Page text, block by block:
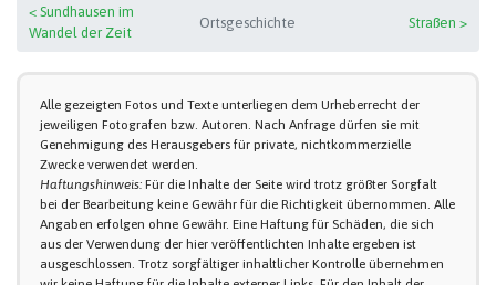
< Sundhausen im
Wandel der Zeit
Ortsgeschichte Straßen >
Alle gezeigten Fotos und Texte unterliegen dem Urheberrecht der
jeweiligen Fotografen bzw. Autoren. Nach Anfrage dürfen sie mit
Genehmigung des Herausgebers für private, nichtkommerzielle
Zwecke verwendet werden.
Haftungshinweis: Für die Inhalte der Seite wird trotz größter Sorgfalt
bei der Bearbeitung keine Gewähr für die Richtigkeit übernommen. Alle
Angaben erfolgen ohne Gewähr. Eine Haftung für Schäden, die sich
aus der Verwendung der hier veröffentlichten Inhalte ergeben ist
ausgeschlossen. Trotz sorgfältiger inhaltlicher Kontrolle übernehmen